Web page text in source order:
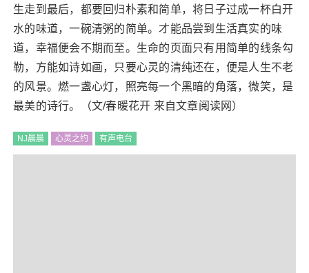
生走到最后，都要回归朴素和简单，将日子过成一杯白开
水的味道，一碗清粥的简单。才能品尝到生活真实的味
道，幸福便会不期而至。生命的页面只有用简单的线条勾
勒，方能如诗如画，只要心灵的清纯还在，便是人生不老
的风景。燃一盏心灯，照亮每一个黑暗的角落，微笑，是
最美的诗行。（文/春暖花开 来自文章阅读网）
NJ晨晨 心灵之约 有声电台